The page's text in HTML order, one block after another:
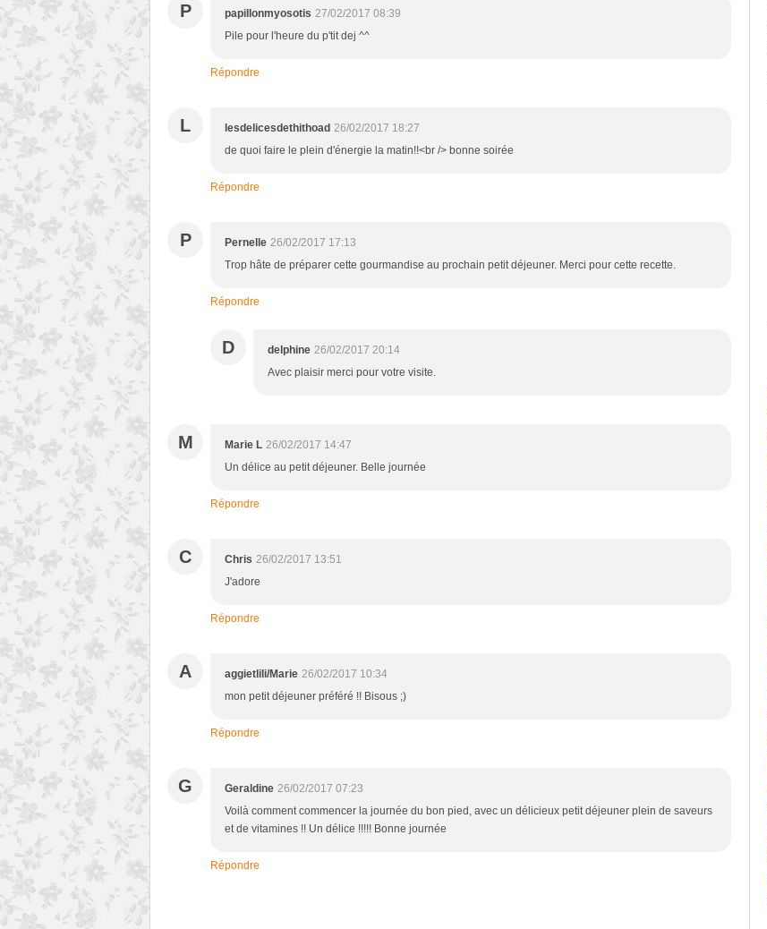
P papillonmyosotis 27/02/2017 08:39
Pile pour l'heure du p'tit dej ^^
Répondre
L lesdelicesdethithoad 26/02/2017 18:27
de quoi faire le plein d'énergie la matin!!<br /> bonne soirée
Répondre
P Pernelle 26/02/2017 17:13
Trop hâte de préparer cette gourmandise au prochain petit déjeuner. Merci pour cette recette.
Répondre
D delphine 26/02/2017 20:14
Avec plaisir merci pour votre visite.
M Marie L 26/02/2017 14:47
Un délice au petit déjeuner. Belle journée
Répondre
C Chris 26/02/2017 13:51
J'adore
Répondre
A aggietlili/Marie 26/02/2017 10:34
mon petit déjeuner préféré !! Bisous ;)
Répondre
G Geraldine 26/02/2017 07:23
Voilà comment commencer la journée du bon pied, avec un délicieux petit déjeuner plein de saveurs
et de vitamines !! Un délice !!!!! Bonne journée
Répondre